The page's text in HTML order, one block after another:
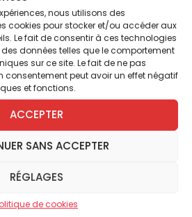
nous utilisons des
cookies pour stocker et/ou accéder aux
Le fait de consentir à ces technologies
données telles que le comportement
sur ce site. Le fait de ne pas
consentement peut avoir un effet négatif
et fonctions.
ACCEPTER
SANS ACCEPTER
RÉGLAGES
de cookies
actuelles ?Bien sûr.
Association des
» est plus ancienne
mais nous
à la transmission de l’élan
génération à l’autre.
été centrée sur la
transmission de
papes, de la doctrine
aider de nouvelles
à lire cet
article
autres
VOUS DÈS À